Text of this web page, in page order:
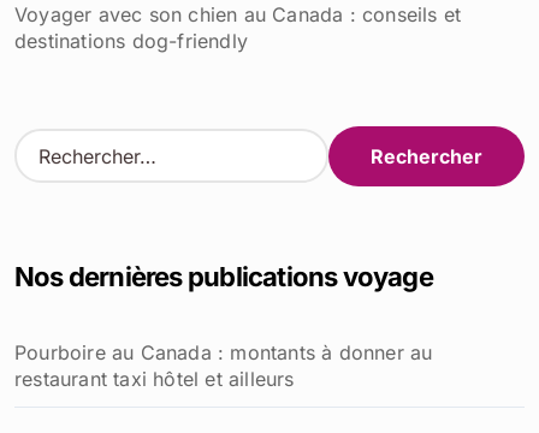
Voyager avec son chien au Canada : conseils et
destinations dog-friendly
R
e
r
e
r
Nos dernières publications voyage
Pourboire au Canada : montants à donner au
restaurant taxi hôtel et ailleurs